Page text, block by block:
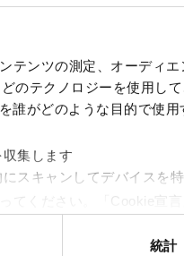
ンツの測定、オーディエ
のテクノロジーを使用し
がどのような目的で使用
集します
スキャンしてデバイスを
てください。「Cookie宣
統計
スターズ公式規則
ーザーライセンス同